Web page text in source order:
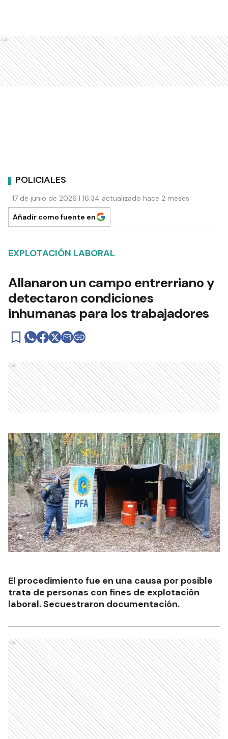
Ads
POLICIALES
17 de junio de 2026 | 16:34 actualizado hace 2 meses
Añadir como fuente en
EXPLOTACIÓN LABORAL
Allanaron un campo entrerriano y
detectaron condiciones
inhumanas para los trabajadores
Ads
El procedimiento fue en una causa por posible
trata de personas con fines de explotación
laboral. Secuestraron documentación.
Ads